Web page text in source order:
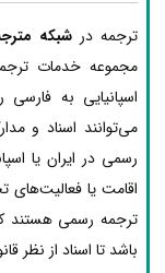
ترجمه درشبکه
مجموعه خدمات
اسپانیایی به
می‌توانند اسناد و
رسمی در ایران یا
اقامت یا فعالیت‌های
ترجمه رسمی هستند
باشد تا اسناد از نظر